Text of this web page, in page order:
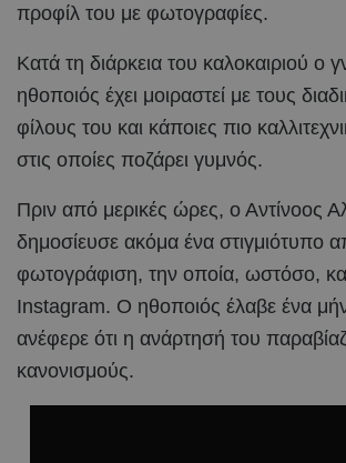
προφίλ του με φωτογραφίες.
Κατά τη διάρκεια του καλοκαιριού ο
ηθοποιός έχει μοιραστεί με τους
φίλους του και κάποιες πιο
στις οποίες ποζάρει γυμνός.
Πριν από μερικές ώρες, ο Αντίνοος
δημοσίευσε ακόμα ένα στιγμιότυπο
φωτογράφιση, την οποία, ωστόσο,
Instagram. Ο ηθοποιός έλαβε ένα
ανέφερε ότι η ανάρτησή του
κανονισμούς.